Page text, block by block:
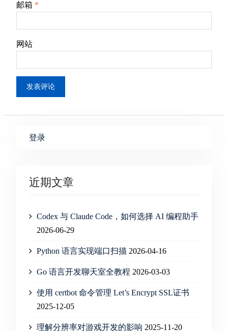
邮箱 *
网站
登录
近期文章
Codex 与 Claude Code，如何选择 AI 编程助手
2026-06-29
Python 语言实现端口扫描 2026-04-16
Go 语言开发聊天室全教程 2026-03-03
使用 certbot 命令管理 Let’s Encrypt SSL证书
2025-12-05
理解分辨率对游戏开发的影响 2025-11-20